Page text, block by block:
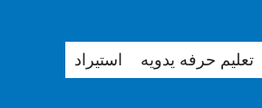
تعليم حرفه يدويه استيراد